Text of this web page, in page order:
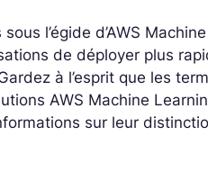
l’égide d’AWS
de déployer plus
à l’esprit que les
AWS Machine
sur leur